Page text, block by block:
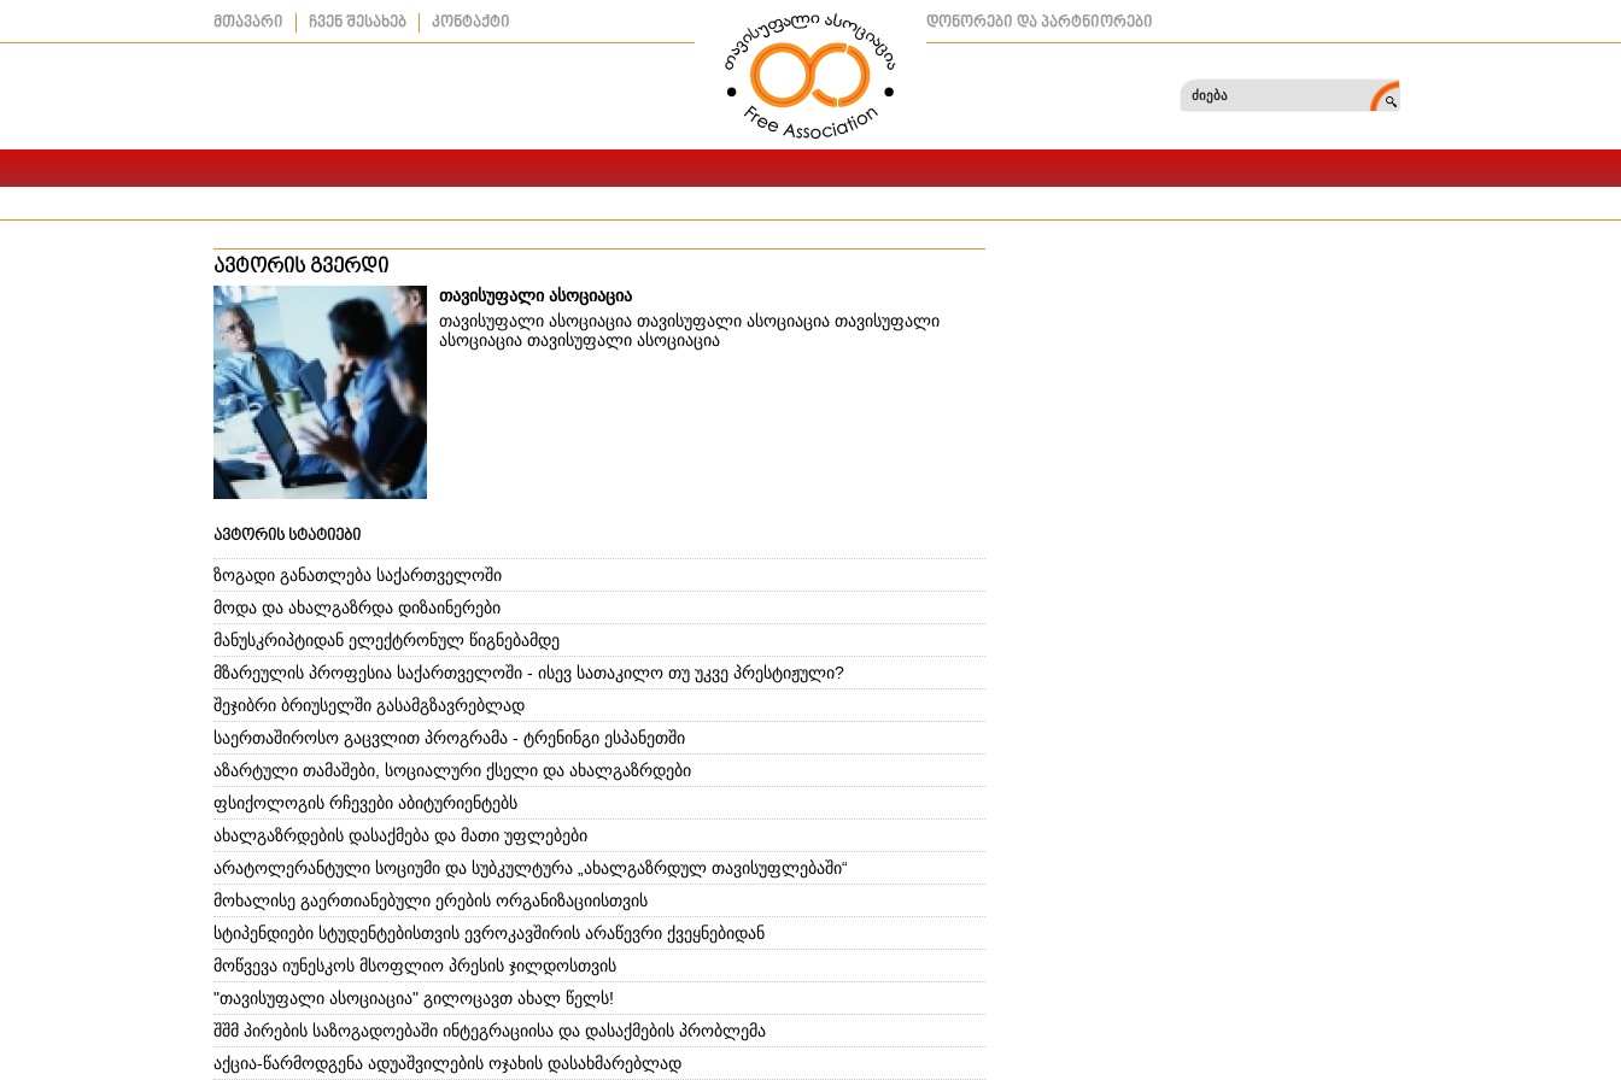
მთავარი ჩვენ შესახებ კონტაქტი დონორები და პარტნიორები
ავტორის გვერდი
თავისუფალი ასოციაცია
თავისუფალი ასოციაცია თავისუფალი ასოციაცია თავისუფალი
ასოციაცია თავისუფალი ასოციაცია
ავტორის სტატიები
ზოგადი განათლება საქართველოში
მოდა და ახალგაზრდა დიზაინერები
მანუსკრიპტიდან ელექტრონულ წიგნებამდე
მზარეულის პროფესია საქართველოში - ისევ სათაკილო თუ უკვე პრესტიჟული?
შეჯიბრი ბრიუსელში გასამგზავრებლად
საერთაშიროსო გაცვლით პროგრამა - ტრენინგი ესპანეთში
აზარტული თამაშები, სოციალური ქსელი და ახალგაზრდები
ფსიქოლოგის რჩევები აბიტურიენტებს
ახალგაზრდების დასაქმება და მათი უფლებები
არატოლერანტული სოციუმი და სუბკულტურა „ახალგაზრდულ თავისუფლებაში“
მოხალისე გაერთიანებული ერების ორგანიზაციისთვის
სტიპენდიები სტუდენტებისთვის ევროკავშირის არაწევრი ქვეყნებიდან
მოწვევა იუნესკოს მსოფლიო პრესის ჯილდოსთვის
"თავისუფალი ასოციაცია" გილოცავთ ახალ წელს!
შშმ პირების საზოგადოებაში ინტეგრაციისა და დასაქმების პრობლემა
აქცია-წარმოდგენა ადუაშვილების ოჯახის დასახმარებლად